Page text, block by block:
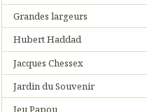
Grandes largeurs
Hubert Haddad
Jacques Chessex
Jardin du Souvenir
Jeu Papou